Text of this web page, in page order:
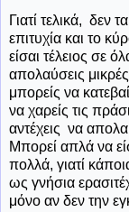
Γιατί τελικά, δεν
επιτυχία και το
είσαι τέλειος σε
απολαύσεις
μπορείς να
να χαρείς τις
αντέχεις να
Μπορεί απλά να
πολλά, γιατί
ως γνήσια
μόνο αν δεν την